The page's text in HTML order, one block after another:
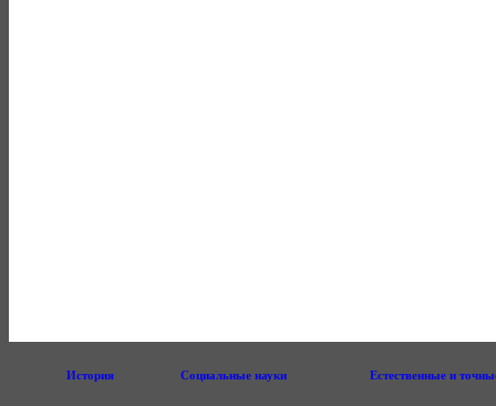
История Социальные науки Естественные и